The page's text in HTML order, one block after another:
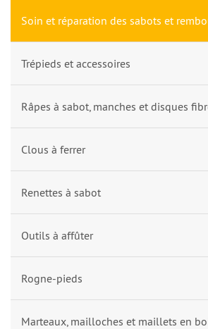
Soin et réparation des sabots et
Trépieds et accessoires
Râpes à sabot, manches et disques
Clous à ferrer
Renettes à sabot
Outils à affûter
Rogne-pieds
Marteaux, mailloches et maillets en